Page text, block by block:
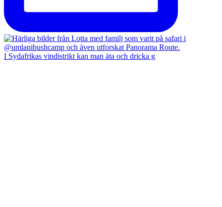
I Sydafrikas vindistrikt kan man äta och dricka g